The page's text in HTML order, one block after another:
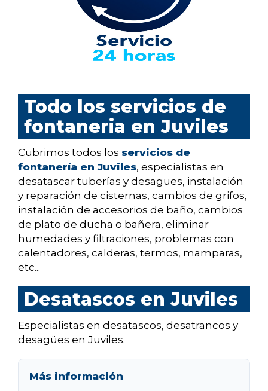
Todo los servicios de
fontaneria en Juviles
Cubrimos todos los servicios de
fontanería en Juviles, especialistas en
desatascar tuberías y desagües, instalación
y reparación de cisternas, cambios de grifos,
instalación de accesorios de baño, cambios
de plato de ducha o bañera, eliminar
humedades y filtraciones, problemas con
calentadores, calderas, termos, mamparas,
etc...
Desatascos en Juviles
Especialistas en desatascos, desatrancos y
desagües en Juviles.
Más información